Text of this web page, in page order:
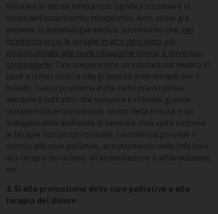
Rifiutare la morte inflitta non significa sostenere la
liceità dell’accanimento terapeutico. Anzi, come già
prevede la deontologia medica, sosteniamo che, nel
momento in cui le terapie in atto non sono più
proporzionate alla reale situazione clinica, è doveroso
sospenderle. Tale sospensione va valutata dal medico in
base a criteri clinici e alla gravosità delle terapie per il
malato. Il vero problema è che nella prassi clinica
decidere è tutt’altro che semplice e richiede grande
competenza professionale, senso della misura e un
indispensabile ambiente di serenità. Una volta sospese
le terapie non proporzionate, l’assistenza prevede il
ricorso alle cure palliative, al trattamento delle infezioni,
alla terapia del dolore, all’alimentazione e all’idratazione,
etc.
4. Sì alla promozione delle cure palliative e alla
terapia del dolore